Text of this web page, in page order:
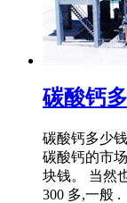
碳酸钙
碳酸钙多少
碳酸钙的市
块钱。 当然
300 多,一般 .